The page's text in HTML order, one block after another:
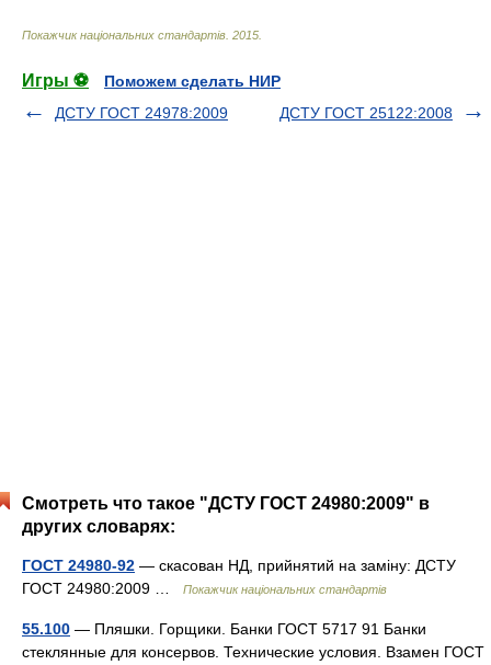
Покажчик національних стандартів 2015
Игры ⚽
Поможем сделать НИР
ДСТУ ГОСТ 24978:2009
ДСТУ ГОСТ 25122:2008
Смотреть что такое "ДСТУ ГОСТ 24980:2009" в
других словарях:
ГОСТ 24980-92 — скасован НД, прийнятий на заміну: ДСТУ
ГОСТ 24980:2009 …
Покажчик національних стандартів
55.100 — Пляшки. Горщики. Банки ГОСТ 5717 91 Банки
стеклянные для консервов. Технические условия. Взамен ГОСТ